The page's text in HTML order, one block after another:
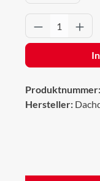
Produkt
Produktnummer:
Hersteller: